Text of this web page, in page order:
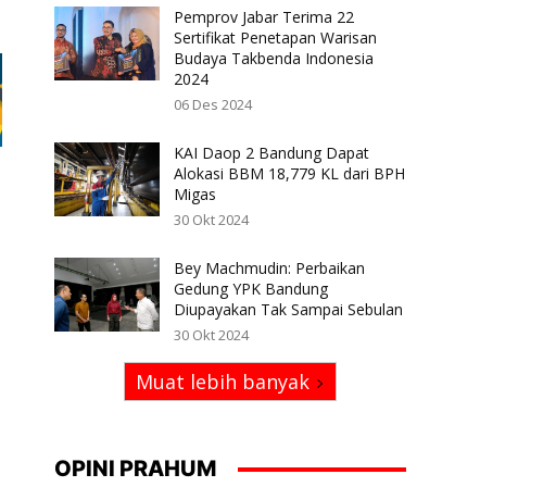
Pemprov Jabar Terima 22
Sertifikat Penetapan Warisan
Budaya Takbenda Indonesia
2024
06 Des 2024
KAI Daop 2 Bandung Dapat
Alokasi BBM 18,779 KL dari BPH
Migas
30 Okt 2024
Bey Machmudin: Perbaikan
Gedung YPK Bandung
Diupayakan Tak Sampai Sebulan
30 Okt 2024
Muat lebih banyak
OPINI PRAHUM